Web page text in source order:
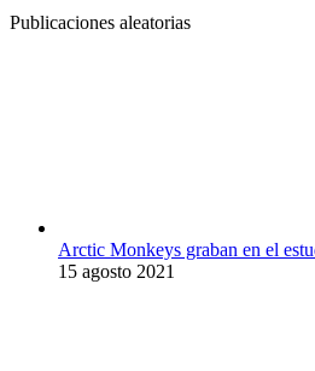
Publicaciones aleatorias
Arctic Monkeys graban en el
15 agosto 2021